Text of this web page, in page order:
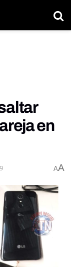
en
AA